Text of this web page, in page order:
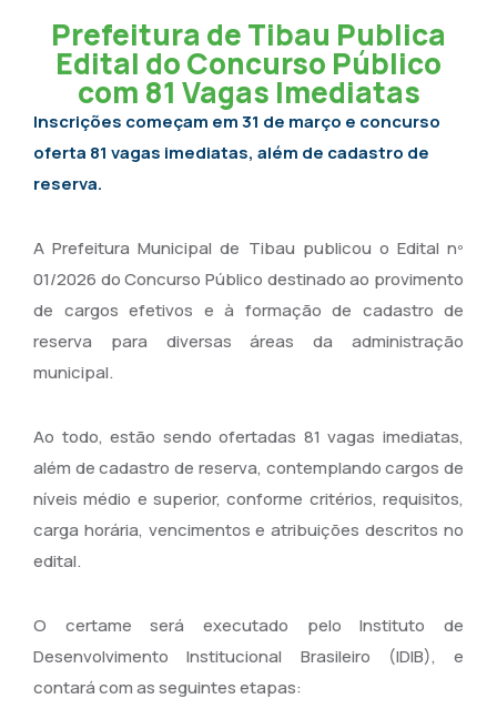
Prefeitura de Tibau Publica
Edital do Concurso Público
com 81 Vagas Imediatas
Inscrições começam em 31 de março e concurso
oferta 81 vagas imediatas, além de cadastro de
reserva.
A Prefeitura Municipal de Tibau publicou o Edital nº
01/2026 do Concurso Público destinado ao provimento
de cargos efetivos e à formação de cadastro de
reserva para diversas áreas da administração
municipal.
Ao todo, estão sendo ofertadas 81 vagas imediatas,
além de cadastro de reserva, contemplando cargos de
níveis médio e superior, conforme critérios, requisitos,
carga horária, vencimentos e atribuições descritos no
edital.
O certame será executado pelo Instituto de
Desenvolvimento Institucional Brasileiro (IDIB), e
contará com as seguintes etapas: